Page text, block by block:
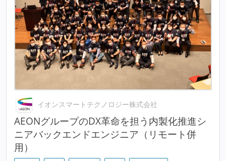
イオンスマートテクノロジー株式会社
AEONグループのDX革命を担う内製化推進シ
ニアバックエンドエンジニア（リモート併
用）